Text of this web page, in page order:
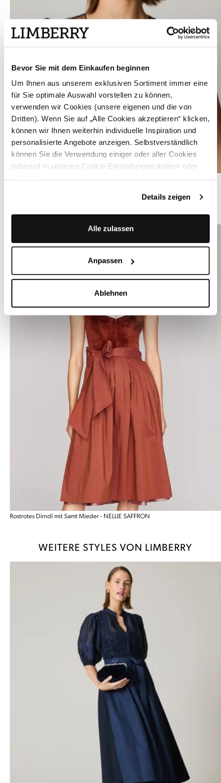
Bevor Sie mit dem Einkaufen beginnen
Um Ihnen aus unserem exklusiven Sortiment immer eine
für Sie optimale Auswahl vorstellen zu können,
verwenden wir Cookies (unsere eigenen und die von
Dritten). Wenn Sie auf „Alle Cookies akzeptieren“ klicken,
können wir Ihnen weiterhin individuelle Inspiration und
personalisierte Angebote anzeigen. Selbstverständlich
können Sie die Verwendung einiger oder aller Cookies
jederzeit in unseren Cookie-Einstellungen ändern oder
Details zeigen
Alle zulassen
Anpassen
Ablehnen
Schwarze Dirndlbluse mit Pünktchen - SIERRA PUNKTE
Rostrotes Dirndl mit Samt Mieder - NELLIE SAFFRON
WEITERE STYLES VON LIMBERRY